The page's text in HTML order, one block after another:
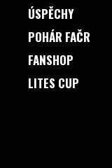
ÚSPĚCHY
POHÁR FAČR
FANSHOP
LITES CUP